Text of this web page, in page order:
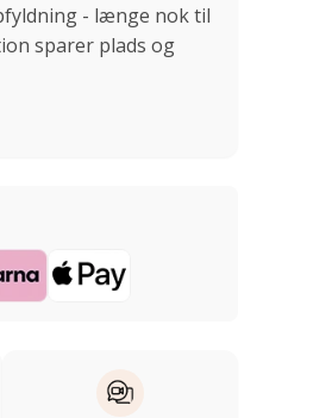
- længe nok til
sparer plads og